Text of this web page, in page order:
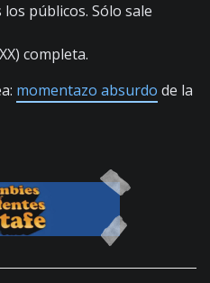
públicos. Sólo sale
completa.
momentazo absurdo de la